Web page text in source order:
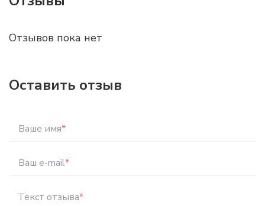
Отзывов пока нет
Оставить отзыв
Ваше имя*
Ваш e-mail*
Текст отзыва*